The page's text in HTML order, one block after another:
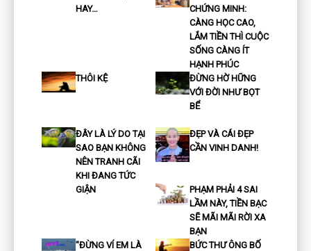
HAY…
CHỨNG MINH:
CÀNG HỌC CAO,
LẮM TIỀN THÌ CUỘC
SỐNG CÀNG ÍT
HẠNH PHÚC
THÔI KỆ
ĐỪNG HỜ HỮNG
VỚI ĐỜI NHƯ BỌT
BỂ
ĐÂY LÀ LÝ DO TẠI
SAO BẠN KHÔNG
NÊN TRANH CÃI
KHI ĐANG TỨC
GIẬN
ĐẸP VÀ CÁI ĐẸP
CẦN VINH DANH!
PHẠM PHẢI 4 SAI
LẦM NÀY, TIỀN BẠC
SẼ MÃI MÃI RỜI XA
BẠN
"ĐỪNG VÍ EM LÀ
BỨC THƯ ÔNG BỐ